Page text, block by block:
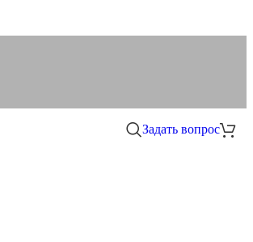
Задать вопрос